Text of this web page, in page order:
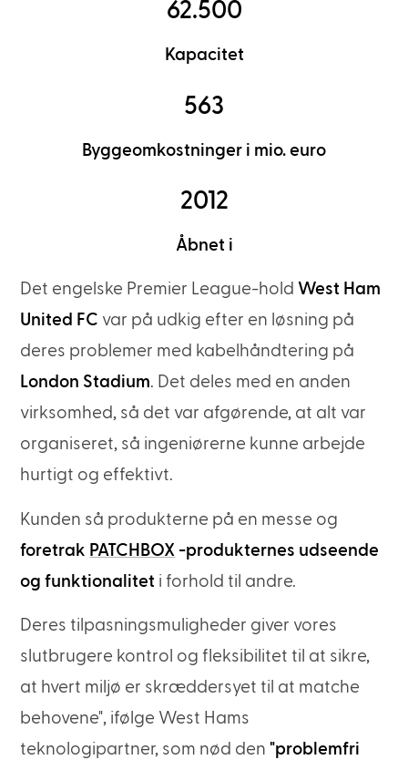
62.500
Kapacitet
563
Byggeomkostninger i mio. euro
2012
Åbnet i
Det engelske Premier League-hold West Ham
United FC var på udkig efter en løsning på
deres problemer med kabelhåndtering på
London Stadium. Det deles med en anden
virksomhed, så det var afgørende, at alt var
organiseret, så ingeniørerne kunne arbejde
hurtigt og effektivt.
Kunden så produkterne på en messe og
foretrak PATCHBOX -produkternes udseende
og funktionalitet i forhold til andre.
Deres tilpasningsmuligheder giver vores
slutbrugere kontrol og fleksibilitet til at sikre,
at hvert miljø er skræddersyet til at matche
behovene", ifølge West Hams
teknologipartner, som nød den"problemfri